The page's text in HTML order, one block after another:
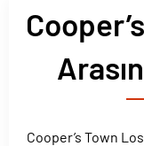
Cooper’s Town